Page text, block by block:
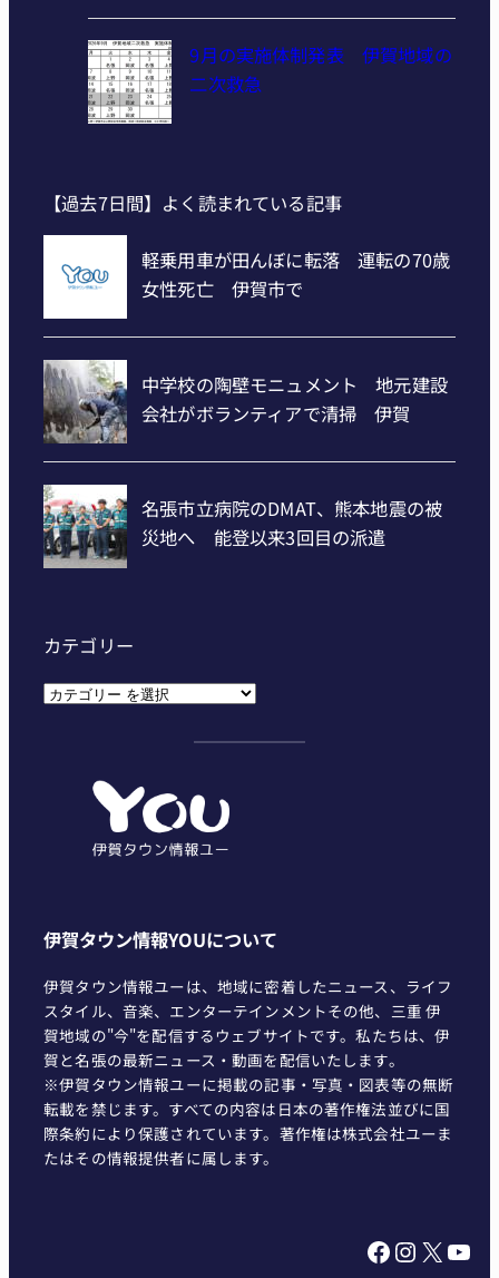
9月の実施体制発表 伊賀地域の
二次救急
【過去7日間】よく読まれている記事
カテゴリー
カ
伊賀タウン情報YOUについて
伊賀タウン情報ユーは、地域に密着したニュース、ライフ
スタイル、音楽、エンターテインメントその他、三重 伊
賀地域の"今"を配信するウェブサイトです。私たちは、伊
賀と名張の最新ニュース・動画を配信いたします。
※伊賀タウン情報ユーに掲載の記事・写真・図表等の無断
転載を禁じます。すべての内容は日本の著作権法並びに国
際条約により保護されています。著作権は株式会社ユーま
たはその情報提供者に属します。
Facebook InstagramX YouTube